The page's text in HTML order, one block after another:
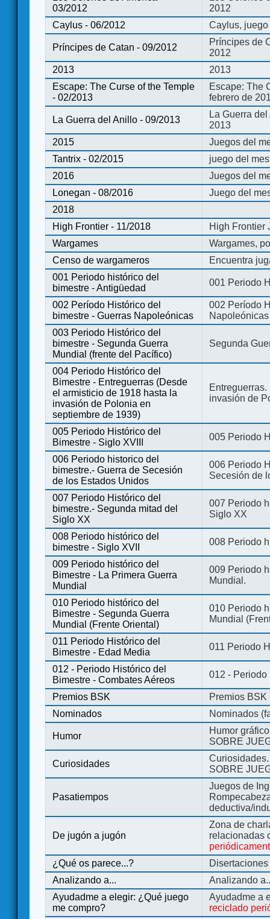
03/2012
2012
Caylus - 06/2012
Caylus,
Príncipes de Catan - 09/2012
Príncipes de
2012
2013
2013
Escape: The Curse of the Temple
- 02/2013
Escape: The
febrero de
La Guerra del Anillo - 09/2013
La Guerra
2013
2015
Juegos del
Tantrix - 02/2015
juego del
2016
Juegos del
Lonegan - 08/2016
Juego del
2018
High Frontier - 11/2018
High Frontier
Wargames
Wargames,
Censo de wargameros
Encuentra
001 Periodo histórico del
bimestre - Antigüedad
001 Periodo
002 Período Histórico del
bimestre - Guerras Napoleónicas
002 Período
Napoleónicas
003 Periodo Histórico del
bimestre - Segunda Guerra
Mundial (frente del Pacífico)
Segunda
004 Periodo Histórico del
Bimestre - Entreguerras (Desde
el armisticio de 1918 hasta la
invasión de Polonia en
septiembre de 1939)
invasión de
005 Periodo Histórico del
Bimestre - Siglo XVIII
005 Periodo
006 Periodo historico del
bimestre.- Guerra de Secesión
de los Estados Unidos
006 Periodo
Secesión de
007 Periodo Histórico del
bimestre.- Segunda mitad del
Siglo XX
007 Periodo
Siglo XX
008 Periodo histórico del
bimestre - Siglo XVII
008 Periodo
009 Periodo histórico del
Bimestre - La Primera Guerra
Mundial
009 Periodo
Mundial.
010 Periodo histórico del
Bimestre - Segunda Guerra
Mundial (Frente Oriental)
010 Periodo
Mundial
011 Periodo Histórico del
Bimestre - Edad Media
011 Periodo
012 - Periodo Histórico del
Bimestre - Combates Aéreos
012 - Periodo
Premios BSK
Premios BSK
Nominados
Nominados
Humor
Humor
SOBRE
Curiosidades
SOBRE
Pasatiempos
Juegos de
deductiva/
De jugón a jugón
Zona de
relacionadas
¿Qué os parece...?
Analizando a...
Analizando
Ayudadme a elegir: ¿Qué juego
me compro?
Ayudadme a
reciclado